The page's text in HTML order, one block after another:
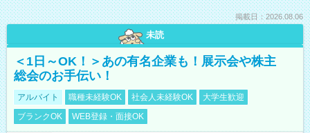
掲載日：2026.08.06
未読
＜1日～OK！＞あの有名企業も！展示会や株主
総会のお手伝い！
アルバイト 職種未経験OK 社会人未経験OK
大学生歓迎
ブランクOK
WEB登録・面接OK